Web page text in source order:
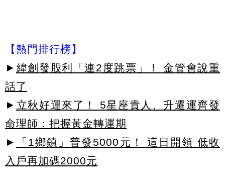
【熱門排行榜】
► 緯創發股利「連2度跳票」！ 金管會說重
話了
► 立秋好運來了！ 5星座貴人、升遷運齊發
命理師：把握黃金轉運期
►
「1鄉鎮」普發5000元！ 這日開領 低收
入戶再加碼2000元